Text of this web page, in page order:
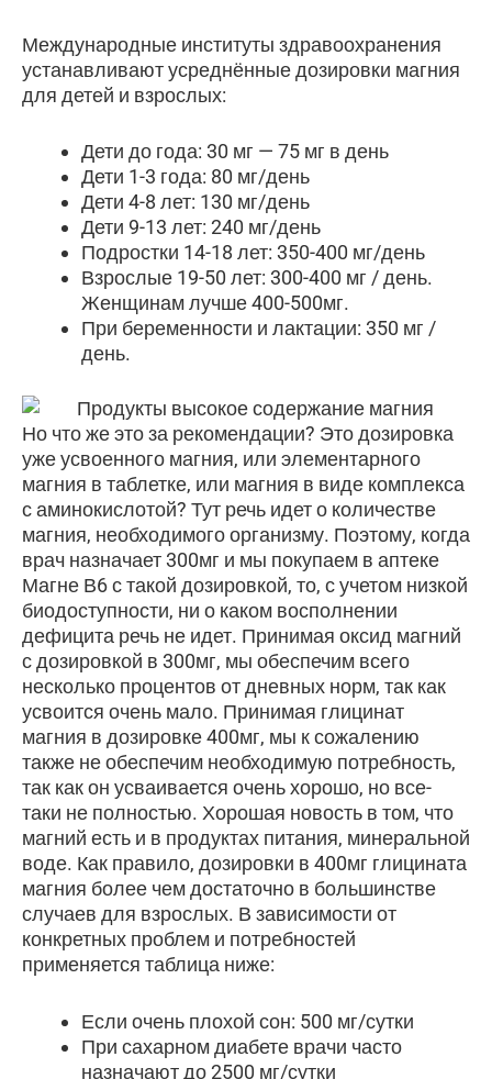
Международные институты здравоохранения
устанавливают усреднённые дозировки магния
для детей и взрослых:
Дети до года: 30 мг — 75 мг в день
Дети 1-3 года: 80 мг/день
Дети 4-8 лет: 130 мг/день
Дети 9-13 лет: 240 мг/день
Подростки 14-18 лет: 350-400 мг/день
Взрослые 19-50 лет: 300-400 мг / день.
Женщинам лучше 400-500мг.
При беременности и лактации: 350 мг /
день.
Но что же это за рекомендации? Это дозировка
уже усвоенного магния, или элементарного
магния в таблетке, или магния в виде комплекса
с аминокислотой? Тут речь идет о количестве
магния, необходимого организму. Поэтому, когда
врач назначает 300мг и мы покупаем в аптеке
Магне В6 с такой дозировкой, то, с учетом низкой
биодоступности, ни о каком восполнении
дефицита речь не идет. Принимая оксид магний
с дозировкой в 300мг, мы обеспечим всего
несколько процентов от дневных норм, так как
усвоится очень мало. Принимая глицинат
магния в дозировке 400мг, мы к сожалению
также не обеспечим необходимую потребность,
так как он усваивается очень хорошо, но все-
таки не полностью. Хорошая новость в том, что
магний есть и в продуктах питания, минеральной
воде. Как правило, дозировки в 400мг глицината
магния более чем достаточно в большинстве
случаев для взрослых. В зависимости от
конкретных проблем и потребностей
применяется таблица ниже:
Если очень плохой сон: 500 мг/сутки
При сахарном диабете врачи часто
назначают до 2500 мг/сутки